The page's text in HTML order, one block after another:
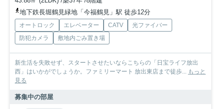
地下鉄長堀鶴見緑地「今福鶴見」駅 徒歩12分
オートロック エレベーター CATV
光ファイバー
防犯カメラ
敷地内ごみ置き場
新生活を失敗せず、スタートさせたいならこちらの「日宝ライフ放出
西」はいかがでしょうか。ファミリーマート 放出東店まで徒歩...
もっと
見る
募集中の部屋